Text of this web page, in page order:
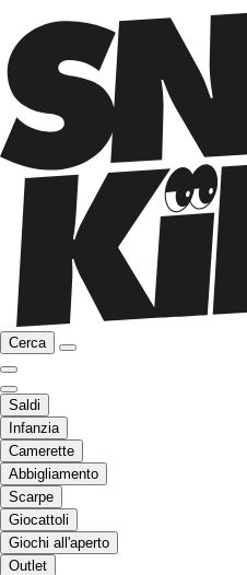
Cerca
Saldi
Infanzia
Camerette
Abbigliamento
Scarpe
Giocattoli
Giochi all'aperto
Outlet